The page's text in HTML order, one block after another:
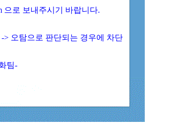
으로 보내주시기 바랍니다.
> 오탐으로 판단되는 경우에 차단
팀-